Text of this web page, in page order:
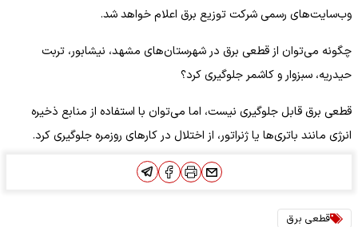
وب‌سایت‌های رسمی شرکت توزیع برق اعلام خواهد شد.
چگونه می‌توان از قطعی برق در شهرستان‌های مشهد، نیشابور، تربت
حیدریه، سبزوار و کاشمر جلوگیری کرد؟
قطعی برق قابل جلوگیری نیست، اما می‌توان با استفاده از منابع ذخیره
انرژی مانند باتری‌ها یا ژنراتور، از اختلال در کارهای روزمره جلوگیری کرد.
قطعی برق